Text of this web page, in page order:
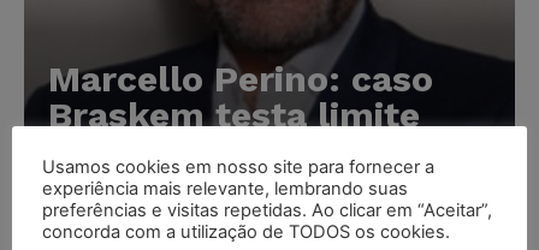
Marcello Perino: caso
Braskem testa limite
entre tutela cautelar e
recuperação judicial
Karina Silvério - 06/08/2026
Usamos cookies em nosso site para fornecer a
experiência mais relevante, lembrando suas
preferências e visitas repetidas. Ao clicar em “Aceitar”,
concorda com a utilização de TODOS os cookies.